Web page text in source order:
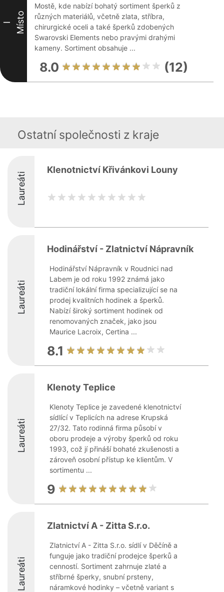
I Místo
Mostě, kde nabízí bohatý sortiment šperků z
různých materiálů, včetně zlata, stříbra,
chirurgické oceli a také šperků zdobených
Swarovski Elements nebo pravými drahými
kameny. Sortiment obsahuje ...
8.0 (12)
Ostatní společnosti z kraje
Laureáti
Klenotnictví Křivánkovi Louny
Laureáti
Hodinářství - Zlatnictví Nápravník
Hodinářství Nápravník v Roudnici nad
Labem je od roku 1992 známá jako
tradiční lokální firma specializující se na
prodej kvalitních hodinek a šperků.
Nabízí široký sortiment hodinek od
renomovaných značek, jako jsou
Maurice Lacroix, Certina ...
8.1
Laureáti
Klenoty Teplice
Klenoty Teplice je zavedené klenotnictví
sídlící v Teplicích na adrese Krupská
27/32. Tato rodinná firma působí v
oboru prodeje a výroby šperků od roku
1993, což jí přináší bohaté zkušenosti a
zároveň osobní přístup ke klientům. V
sortimentu ...
9
Laureáti
Zlatnictví A - Zitta S.r.o.
Zlatnictví A - Zitta S.r.o. sídlí v Děčíně a
funguje jako tradiční prodejce šperků a
cenností. Sortiment zahrnuje zlaté a
stříbrné šperky, snubní prsteny,
náramkové hodinky – včetně variant s